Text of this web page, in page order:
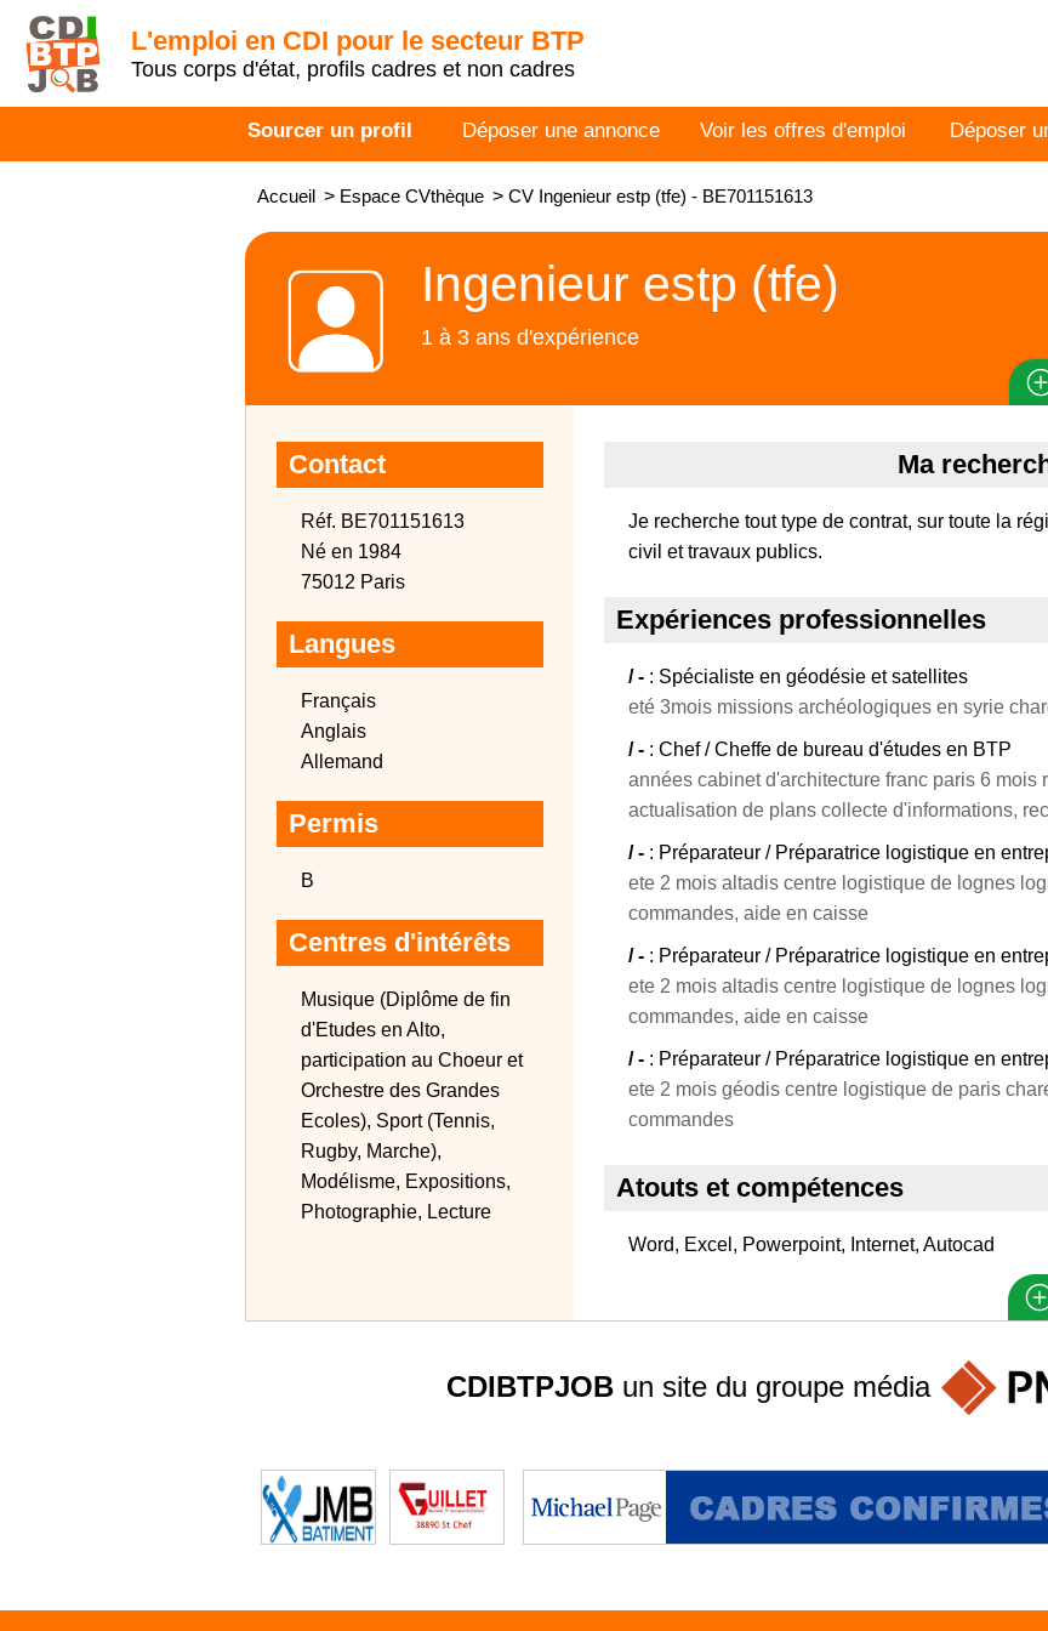
L'emploi en CDI pour le secteur BTP
Tous corps d'état, profils cadres et non cadres
Sourcer un profil Déposer une annonce Voir les offres d'emploi Déposer
Accueil > Espace CVthèque > CV Ingenieur estp (tfe) - BE701151613
Ingenieur estp (tfe)
1 à 3 ans d'expérience
Contact
Réf. BE701151613
Né en 1984
75012 Paris
Langues
Français
Anglais
Allemand
Permis
B
Centres d'intérêts
Musique (Diplôme de fin
d'Etudes en Alto,
participation au Choeur et
Orchestre des Grandes
Ecoles), Sport (Tennis,
Rugby, Marche),
Modélisme, Expositions,
Photographie, Lecture
Ma
Je recherche tout type de contrat, sur toute la
civil et travaux publics.
Expériences professionnelles
/ - : Spécialiste en géodésie et satellites
eté 3mois missions archéologiques en syrie
/ - : Chef / Cheffe de bureau d'études en BTP
années cabinet d'architecture franc paris 6 mois
actualisation de plans collecte d'informations,
/ - : Préparateur / Préparatrice logistique en
ete 2 mois altadis centre logistique de lognes
commandes, aide en caisse
/ - : Préparateur / Préparatrice logistique en
ete 2 mois altadis centre logistique de lognes
commandes, aide en caisse
/ - : Préparateur / Préparatrice logistique en
ete 2 mois géodis centre logistique de paris
commandes
Atouts et compétences
Word, Excel, Powerpoint, Internet, Autocad
CDIBTPJOBun site du groupe média